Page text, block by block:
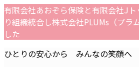
コ
ン
テ
ツ
ナ
ビ
ゲ
シ
有限会社あおぞら保険と有限会社J
り組織統合し株式会社PLUMs（プラ
した
ひとりの安心から みんなの笑顔へ